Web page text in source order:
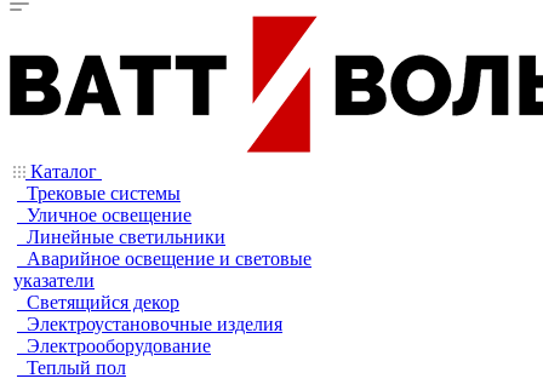
Каталог
Трековые системы
Уличное освещение
Линейные светильники
Аварийное освещение и световые
указатели
Светящийся декор
Электроустановочные изделия
Электрооборудование
Теплый пол